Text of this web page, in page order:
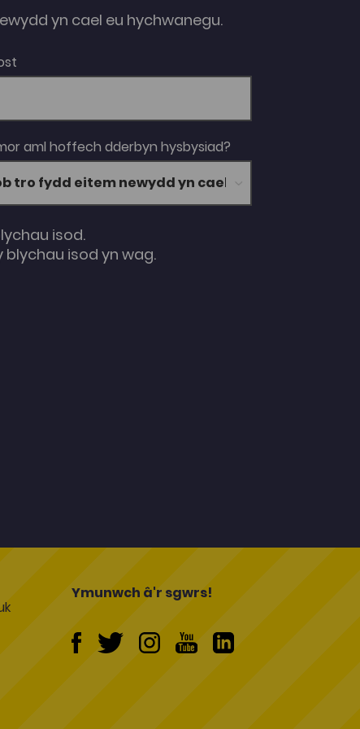
yn cael eu hychwanegu.
aml hoffech dderbyn hysbysiad?
isod.
isod yn wag.
Ymunwch â'r sgwrs!